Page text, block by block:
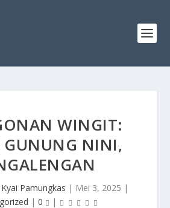
WINGIT:
GUNUNG NINI,
Kyai Pamungkas | Mei 3, 2025 |
| 0 |